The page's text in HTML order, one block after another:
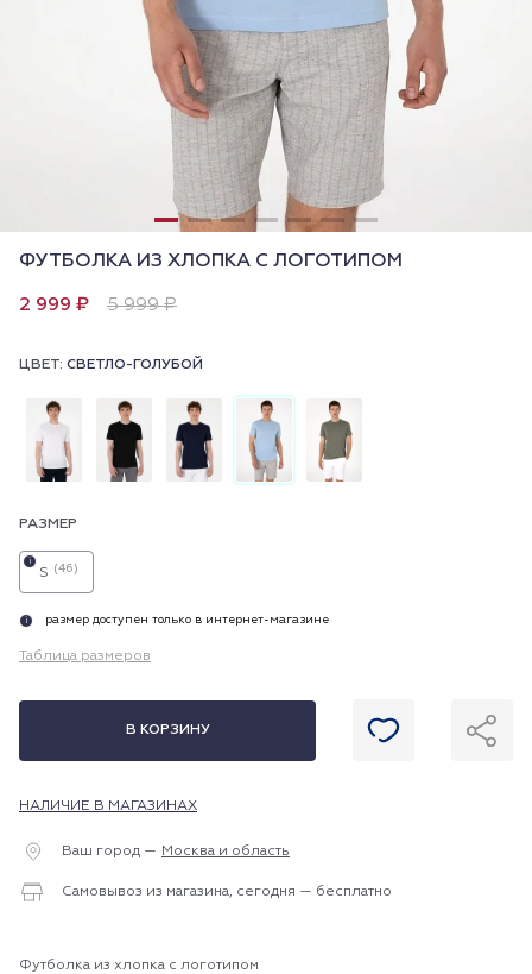
ФУТБОЛКА ИЗ ХЛОПКА С ЛОГОТИПОМ
2 999 ₽ 5 999 ₽
ЦВЕТ: СВЕТЛО-ГОЛУБОЙ
РАЗМЕР
S (46)
i
i размер доступен только в интернет-магазине
Таблица размеров
В КОРЗИНУ
НАЛИЧИЕ В МАГАЗИНАХ
Ваш город — Москва и область
Самовывоз из магазина, сегодня — бесплатно
Футболка из хлопка с логотипом